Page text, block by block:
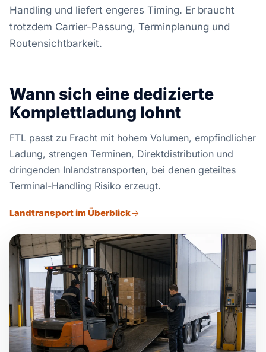
Handling und liefert engeres Timing. Er braucht
trotzdem Carrier-Passung, Terminplanung und
Routensichtbarkeit.
Wann sich eine dedizierte
Komplettladung lohnt
FTL passt zu Fracht mit hohem Volumen, empfindlicher
Ladung, strengen Terminen, Direktdistribution und
dringenden Inlandstransporten, bei denen geteiltes
Terminal-Handling Risiko erzeugt.
Landtransport im Überblick